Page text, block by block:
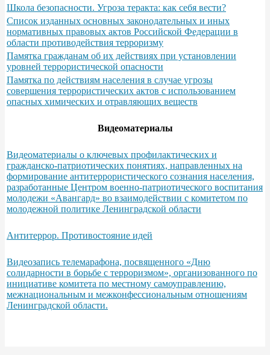
Школа безопасности. Угроза теракта: как себя вести?
Список изданных основных законодательных и иных
нормативных правовых актов Российской Федерации в
области противодействия терроризму
Памятка гражданам об их действиях при установлении
уровней террористической опасности
Памятка по действиям населения в случае угрозы
совершения террористических актов с использованием
опасных химических и отравляющих веществ
Видеоматериалы
Видеоматериалы о ключевых профилактических и
гражданско-патриотических понятиях, направленных на
формирование антитеррористического сознания населения,
разработанные Центром военно-патриотического воспитания
молодежи «Авангард» во взаимодействии с комитетом по
молодежной политике Ленинградской области
Антитеррор. Противостояние идей
Видеозапись телемарафона, посвященного «Дню
солидарности в борьбе с терроризмом», организованного по
инициативе комитета по местному самоуправлению,
межнациональным и межконфессиональным отношениям
Ленинградской области.